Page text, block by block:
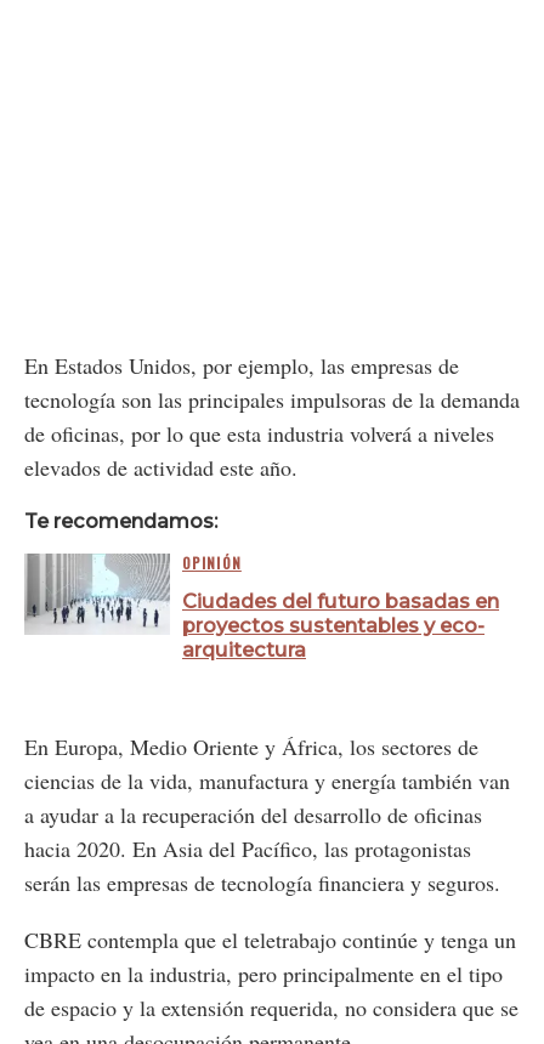
En Estados Unidos, por ejemplo, las empresas de
tecnología son las principales impulsoras de la demanda
de oficinas, por lo que esta industria volverá a niveles
elevados de actividad este año.
Te recomendamos:
OPINIÓN
Ciudades del futuro basadas en
proyectos sustentables y eco-
arquitectura
En Europa, Medio Oriente y África, los sectores de
ciencias de la vida, manufactura y energía también van
a ayudar a la recuperación del desarrollo de oficinas
hacia 2020. En Asia del Pacífico, las protagonistas
serán las empresas de tecnología financiera y seguros.
CBRE contempla que el teletrabajo continúe y tenga un
impacto en la industria, pero principalmente en el tipo
de espacio y la extensión requerida, no considera que se